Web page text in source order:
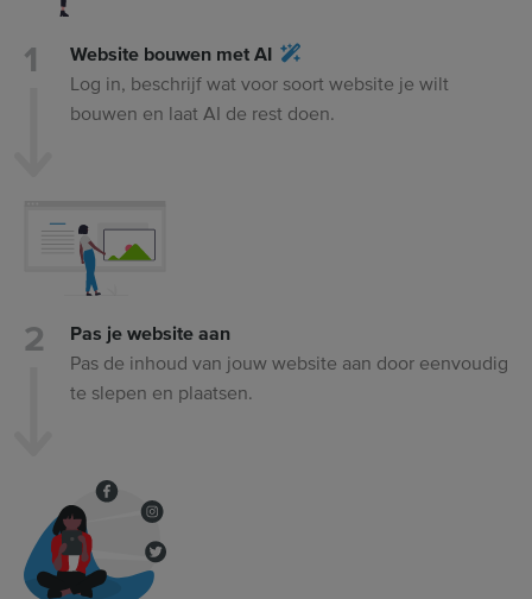
Website bouwen met AI
Log in, beschrijf wat voor soort website je wilt
bouwen en laat AI de rest doen.
Pas je website aan
Pas de inhoud van jouw website aan door eenvoudig
te slepen en plaatsen.